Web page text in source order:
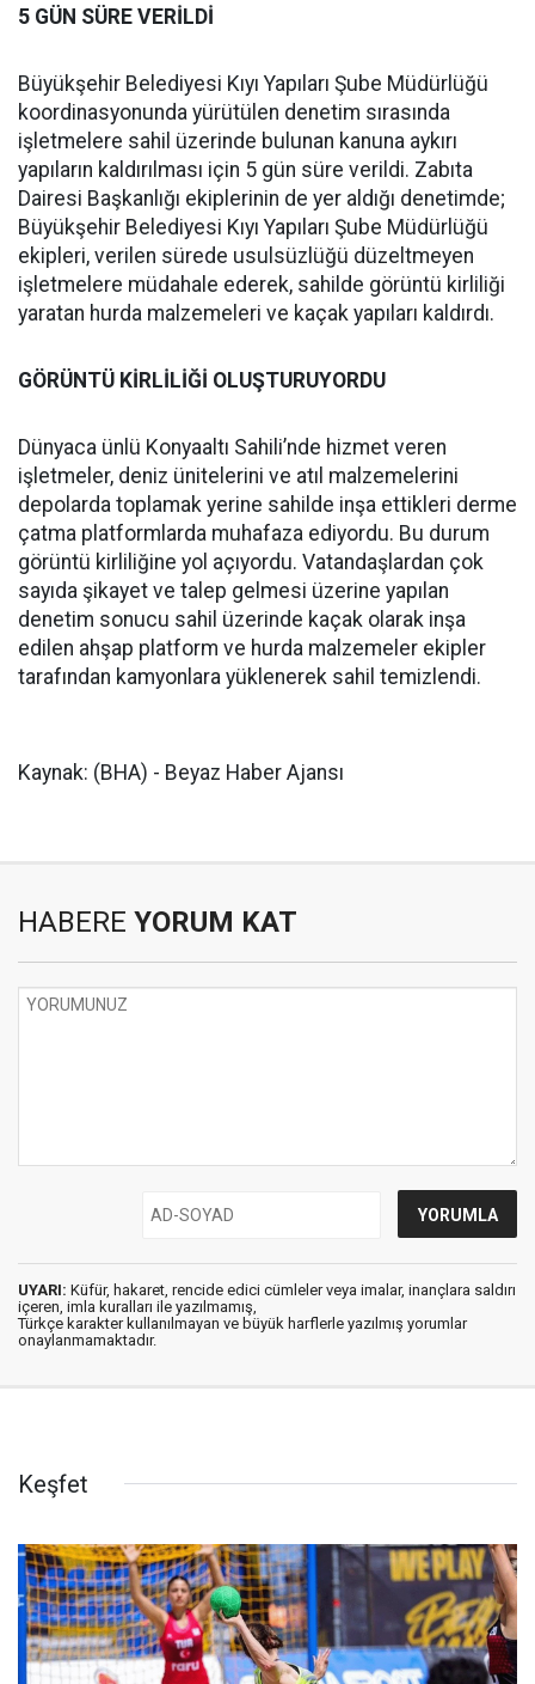
5 GÜN SÜRE VERİLDİ
Büyükşehir Belediyesi Kıyı Yapıları Şube Müdürlüğü
koordinasyonunda yürütülen denetim sırasında
işletmelere sahil üzerinde bulunan kanuna aykırı
yapıların kaldırılması için 5 gün süre verildi. Zabıta
Dairesi Başkanlığı ekiplerinin de yer aldığı denetimde;
Büyükşehir Belediyesi Kıyı Yapıları Şube Müdürlüğü
ekipleri, verilen sürede usulsüzlüğü düzeltmeyen
işletmelere müdahale ederek, sahilde görüntü kirliliği
yaratan hurda malzemeleri ve kaçak yapıları kaldırdı.
GÖRÜNTÜ KİRLİLİĞİ OLUŞTURUYORDU
Dünyaca ünlü Konyaaltı Sahili’nde hizmet veren
işletmeler, deniz ünitelerini ve atıl malzemelerini
depolarda toplamak yerine sahilde inşa ettikleri derme
çatma platformlarda muhafaza ediyordu. Bu durum
görüntü kirliliğine yol açıyordu. Vatandaşlardan çok
sayıda şikayet ve talep gelmesi üzerine yapılan
denetim sonucu sahil üzerinde kaçak olarak inşa
edilen ahşap platform ve hurda malzemeler ekipler
tarafından kamyonlara yüklenerek sahil temizlendi.
Kaynak: (BHA) - Beyaz Haber Ajansı
HABERE YORUM KAT
UYARI: Küfür, hakaret, rencide edici cümleler veya imalar, inançlara saldırı
içeren, imla kuralları ile yazılmamış,
Türkçe karakter kullanılmayan ve büyük harflerle yazılmış yorumlar
onaylanmamaktadır.
Keşfet